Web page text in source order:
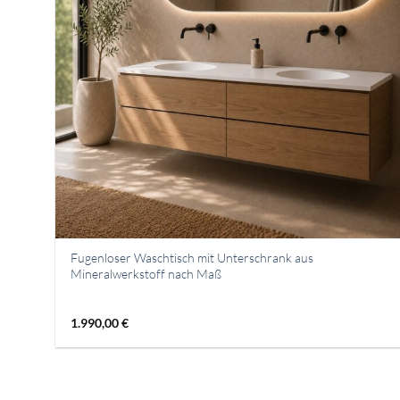
Fugenloser Waschtisch mit Unterschrank aus
Mineralwerkstoff nach Maß
1.990,00€